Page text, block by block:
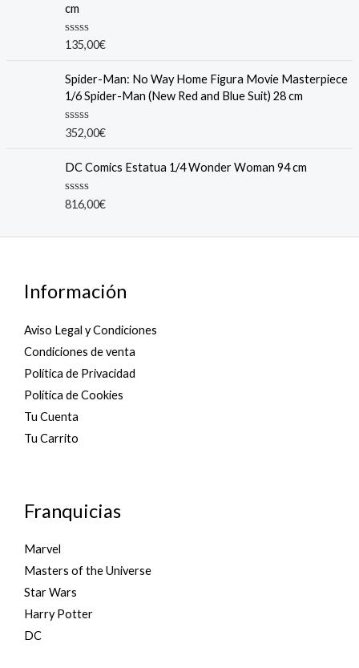
0
o
u
t
5
cm
R
e
d
0
o
u
t
5
135,00€
Spider-Man: No Way Home Figura Movie Masterpiece
1/6 Spider-Man (New Red and Blue Suit) 28 cm
R
e
0
o
u
352,00€
DC Comics Estatua 1/4 Wonder Woman 94 cm
R
e
t
5
816,00€
Información
Aviso Legal y Condiciones
Condiciones de venta
Política de Privacidad
Política de Cookies
Tu Cuenta
Tu Carrito
Franquicias
Marvel
Masters of the Universe
Star Wars
Harry Potter
DC